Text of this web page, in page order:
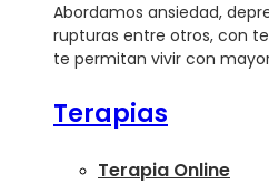
Abordamos ansiedad,
rupturas entre otros, con
te permitan vivir con
Terapias
Terapia Online